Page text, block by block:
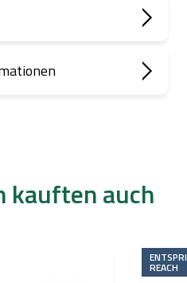
kauften auch
REACH